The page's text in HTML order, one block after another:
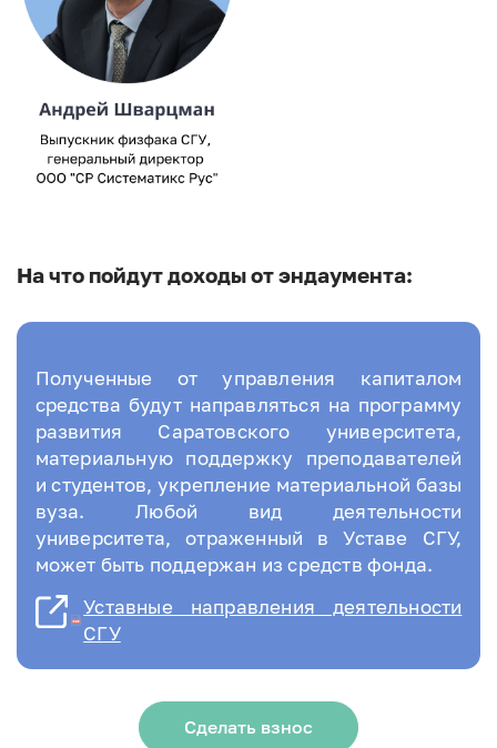
На что пойдут доходы от эндаумента:
Полученные от управления капиталом
средства будут направляться на программу
развития Саратовского университета,
материальную поддержку преподавателей
и студентов, укрепление материальной базы
вуза. Любой вид деятельности
университета, отраженный в Уставе СГУ,
может быть поддержан из средств фонда.
Уставные направления деятельности
СГУ
Сделать взнос